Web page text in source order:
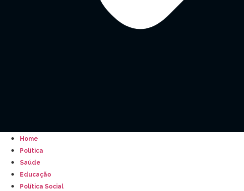
Home
Política
Saúde
Educação
Política Social